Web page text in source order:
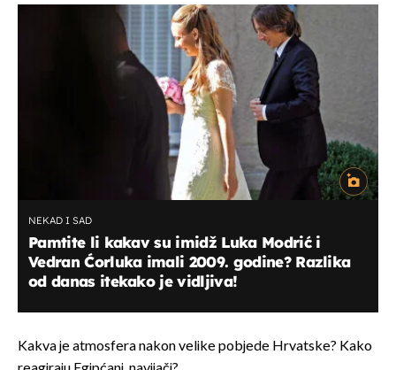
NEKAD I SAD
Pamtite li kakav su imidž Luka Modrić i
Vedran Ćorluka imali 2009. godine? Razlika
od danas itekako je vidljiva!
Kakva je atmosfera nakon velike pobjede Hrvatske? Kako